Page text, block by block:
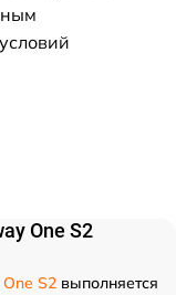
One S2
S2 выполняется